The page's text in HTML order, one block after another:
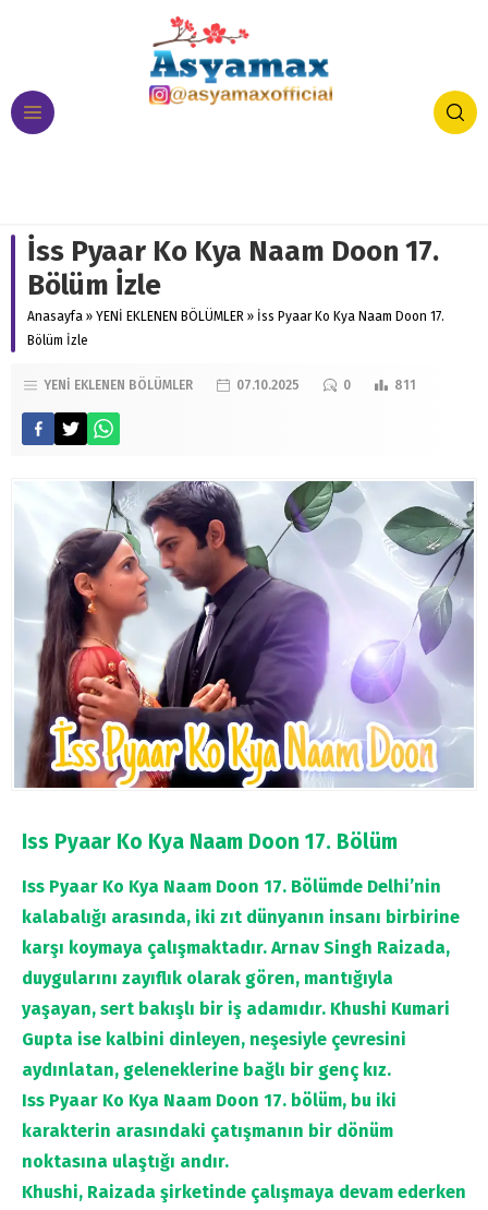
İss Pyaar Ko Kya Naam Doon 17.
Bölüm İzle
Anasayfa » YENİ EKLENEN BÖLÜMLER » İss Pyaar Ko Kya Naam Doon 17.
Bölüm İzle
YENİ EKLENEN BÖLÜMLER 07.10.2025 0 811
Iss Pyaar Ko Kya Naam Doon 17. Bölüm
Iss Pyaar Ko Kya Naam Doon 17. Bölümde Delhi’nin
kalabalığı arasında, iki zıt dünyanın insanı birbirine
karşı koymaya çalışmaktadır. Arnav Singh Raizada,
duygularını zayıflık olarak gören, mantığıyla
yaşayan, sert bakışlı bir iş adamıdır. Khushi Kumari
Gupta ise kalbini dinleyen, neşesiyle çevresini
aydınlatan, geleneklerine bağlı bir genç kız.
Iss Pyaar Ko Kya Naam Doon 17. bölüm, bu iki
karakterin arasındaki çatışmanın bir dönüm
noktasına ulaştığı andır.
Khushi, Raizada şirketinde çalışmaya devam ederken